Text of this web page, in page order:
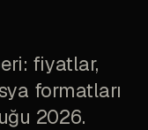
fiyatlar,
formatları
2026.